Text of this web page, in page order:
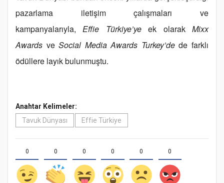
pazarlama iletişim çalışmaları ve
kampanyalarıyla,Effie Türkiye’yeek olarakMixx
Awards veSocial Media Awards Turkey’dede farklı
ödüllere layık bulunmuştu.
Anahtar Kelimeler:
Tavuk Dünyası
Effie Türkiye
0 0 0 0 0 0